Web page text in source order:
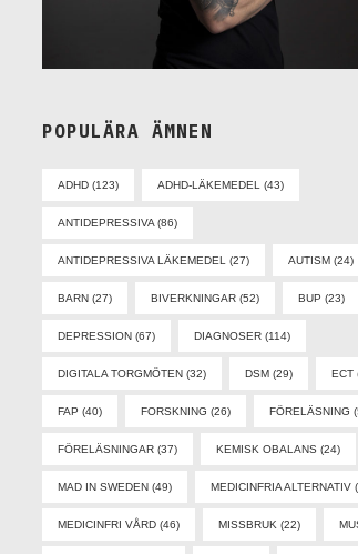
POPULÄRA ÄMNEN
ADHD (123) ADHD-LÄKEMEDEL (43)
ANTIDEPRESSIVA (86)
ANTIDEPRESSIVA LÄKEMEDEL (27) AUTISM (24)
BARN (27) BIVERKNINGAR (52) BUP (23)
DEPRESSION (67) DIAGNOSER (114)
DIGITALA TORGMÖTEN (32) DSM (29) ECT
FAP (40) FORSKNING (26) FÖRELÄSNING
FÖRELÄSNINGAR (37) KEMISK OBALANS (24)
MAD IN SWEDEN (49) MEDICINFRIA ALTERNATIV
MEDICINFRI VÅRD (46) MISSBRUK (22)